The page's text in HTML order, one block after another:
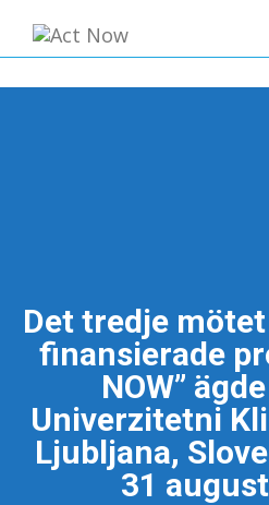
Det tredje
finansierade
NOW”
Univerzitetni
Ljubljana,
31